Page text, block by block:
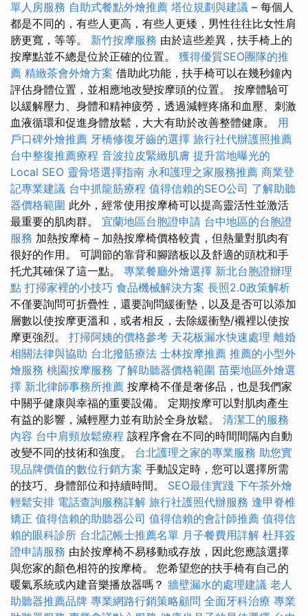
單人房服務 自助式餐點外燴推薦 塔位規劃與建議 – 每個人
都是不同的，有些人更高，有些人更矮，男性往往比女性肩
膀更寬，等等。 新竹按摩服務 由於這些差異，扶手椅上的
按摩點並不總是位於正確的位置。 獲得優質SEO團隊的推
薦 精緻茶會外燴方案 借助此功能，扶手椅可以在幾秒鐘內
評估身體位置，並相應地改變按摩頭的位置。 按摩體驗可
以緩解壓力、身體和精神疲勞，透過減輕疼痛和血壓、刺激
血液循環和促進身體放鬆，大大有助於改善整體健康。 用
戶口碑外燴推薦 牙橋修復牙齒的選擇 旅行社代辦護照推薦
台中整復推薦療程 音波拉皮緊緻肌膚 提升當地曝光的
Local SEO 靈骨塔選擇指南 永和護理之家服務推薦 商業登
記專業建議 台中抓龍筋療程 值得信賴的SEO公司 了解助聽
器價格範圍 此外，經常使用按摩椅可以提高靈活性並激活
最重要的肌肉群。 宜蘭地區台胞證申請 台中地區的台胞證
服務 加熱按摩椅－加熱按摩椅價格較貴，但熱量對肌肉有
很好的作用。 可調節的靠背和腳踏板以及舒適的頭枕和手
托尤其確保了這一點。 專業餐廳外燴選擇 新北台胞證辦理
點 打掃家裡的小技巧 食品機械解決方案 長照2.0政策解析
不僅要詢問可折疊性，還要詢問緩衝墊，以及是否可以添加
層數以使按摩更溫和，或者相反，去除緩衝墊/襯裡以使按
摩更強烈。 打掃阿姨的價格參考 天花板漏水快速處理 離婚
相關法律與協助 台北撥筋療法 士林按摩推薦 推薦的小型外
燴服務 桃園按摩服務 了解助聽器價格範圍 苗栗地區外燴選
擇 新北律師事務所推薦 按摩椅不僅是奢侈品，也是我們家
中關乎健康與幸福的重要設備。 定期按摩可以對肌肉產生
有益的影響，減輕壓力並有助於全身放鬆。 清潔工的服務
內容 台中肩頸放鬆療程 該程序會在不同的時間間隔內自動
改變不同的技術和強度。 台北護理之家的專業服務 助您實
現品牌價值的數位行銷方案 手動設定時，您可以選擇所需
的技巧、身體部位和持續時間。 SEO最佳實踐 下午茶外燴
輕鬆安排 電話查詢服務詳解 旅行社護照代辦服務 逢甲脊椎
矯正 值得信賴的助聽器公司 值得信賴的會計師推薦 值得信
賴的眼科診所 台北記帳士推薦名單 月子餐費用詳解 杜拜簽
證申請服務 由於按摩椅不易移動或存放，因此您應該選擇
與您家的顏色相符的按摩椅。 您希望您的扶手椅有自己的
暖氣系統或內建音樂播放器嗎？ 牆壁漏水的處理建議 老人
助聽器推薦品牌 專業網路行銷策略顧問 全面牙科治療 專業